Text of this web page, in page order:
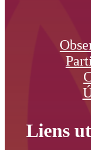
Liens